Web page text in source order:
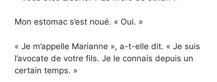
Mon estomac s’est noué. « Oui. »
« Je m’appelle Marianne », a-t-elle dit. « Je suis
l’avocate de votre fils. Je le connais depuis un
certain temps. »